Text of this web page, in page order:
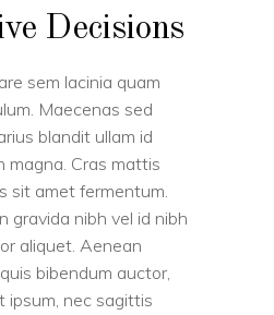
Decisions
sem lacinia quam
Maecenas sed
blandit ullam id
magna. Cras mattis
sit amet fermentum.
gravida nibh vel id nibh
aliquet. Aenean
bibendum auctor,
ipsum, nec sagittis